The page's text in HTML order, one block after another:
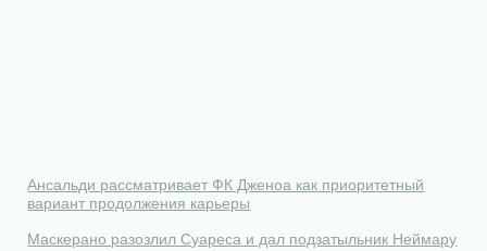
Ансальди рассматривает ФК Дженоа как приоритетный
вариант продолжения карьеры
Маскерано разозлил Суареса и дал подзатыльник Неймару